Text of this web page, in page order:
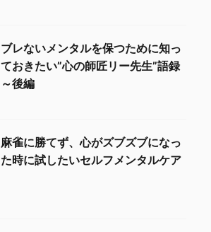
ブレないメンタルを保つために知っ
ておきたい”心の師匠リー先生”語録
～後編
麻雀に勝てず、心がズブズブになっ
た時に試したいセルフメンタルケア